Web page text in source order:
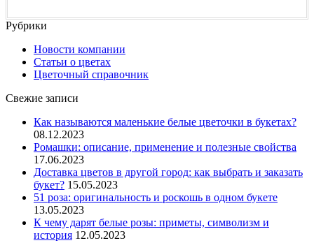
Рубрики
Новости компании
Статьи о цветах
Цветочный справочник
Свежие записи
Как называются маленькие белые цветочки в букетах?
08.12.2023
Ромашки: описание, применение и полезные свойства
17.06.2023
Доставка цветов в другой город: как выбрать и заказать
букет? 15.05.2023
51 роза: оригинальность и роскошь в одном букете
13.05.2023
К чему дарят белые розы: приметы, символизм и
история 12.05.2023